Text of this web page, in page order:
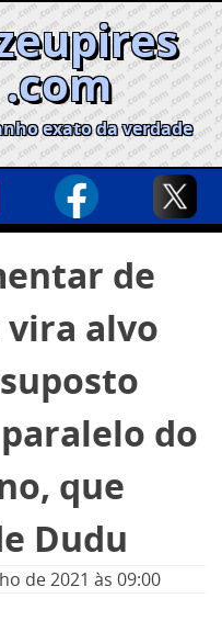
.com
exato da verdade
de
alvo
do
que
Dudu
de 2021 às 09:00